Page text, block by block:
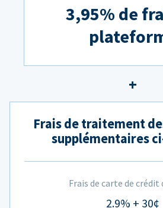
3,95% de
Frais de traitement
supplémentaires
Frais de carte de crédit
2.9% + 30¢